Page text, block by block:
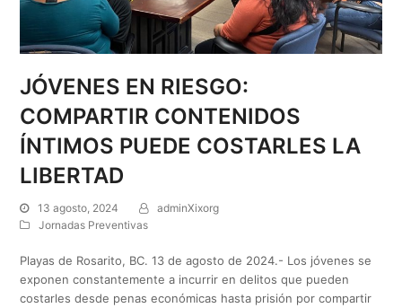
JÓVENES EN RIESGO:
COMPARTIR CONTENIDOS
ÍNTIMOS PUEDE COSTARLES LA
LIBERTAD
13 agosto, 2024
adminXixorg
Jornadas Preventivas
Playas de Rosarito, BC. 13 de agosto de 2024.- Los jóvenes se
exponen constantemente a incurrir en delitos que pueden
costarles desde penas económicas hasta prisión por compartir